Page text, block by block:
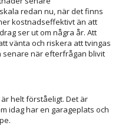
redan nu, när det finns
kostnadseffektivt än att
ser ut om några år. Att
vänta och riskera att tvingas
senare när efterfrågan blivit
helt förståeligt. Det är
idag har en garageplats och